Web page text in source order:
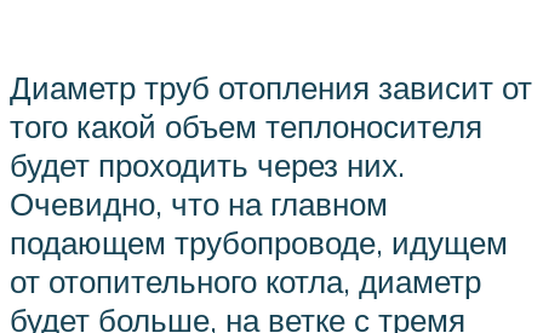
Диаметр труб отопления зависит от
того какой объем теплоносителя
будет проходить через них.
Очевидно, что на главном
подающем трубопроводе, идущем
от отопительного котла, диаметр
будет больше, на ветке с тремя